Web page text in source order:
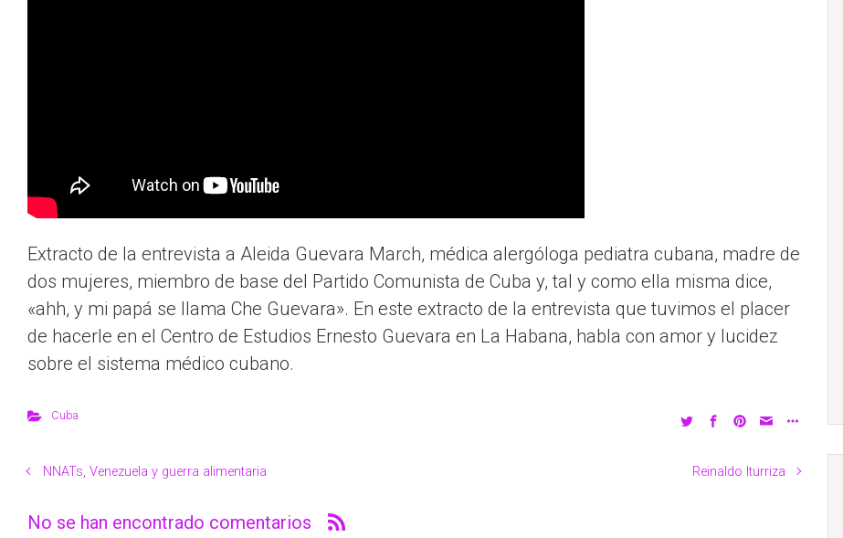
Extracto de la entrevista a Aleida Guevara March, médica alergóloga pediatra cubana, madre de
dos mujeres, miembro de base del Partido Comunista de Cuba y, tal y como ella misma dice,
«ahh, y mi papá se llama Che Guevara». En este extracto de la entrevista que tuvimos el placer
de hacerle en el Centro de Estudios Ernesto Guevara en La Habana, habla con amor y lucidez
sobre el sistema médico cubano.
Cuba
NNATs, Venezuela y guerra alimentaria Reinaldo Iturriza
No se han encontrado comentarios